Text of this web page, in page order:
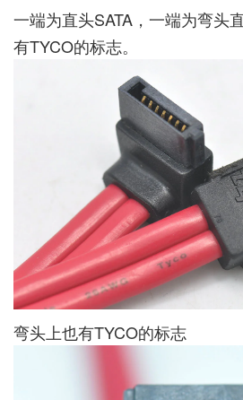
一端为直头SATA，一端为弯头
有TYCO的标志。
弯头上也有TYCO的标志